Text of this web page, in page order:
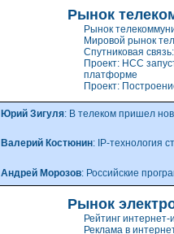
Рынок
Рынок
Мировой рынок
Спутниковая
Проект: НСС
платформе
Проект:
Юрий Зигуля: В телеком пришел
Валерий Костюнин: IP-технология
Андрей Морозов: Российские
Рынок
Рейтинг интернет-
Реклама в